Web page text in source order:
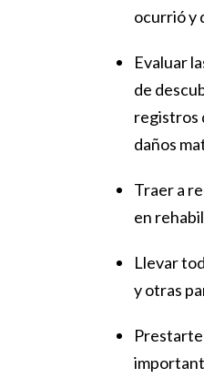
ocurrió y
Evaluar
de
registros
daños
Traer a
en
Llevar
y otras